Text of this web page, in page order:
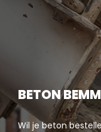
BETON
Wil je beton